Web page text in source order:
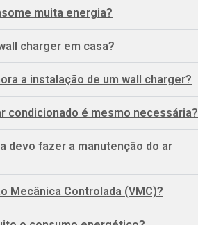
muita energia?
charger em casa?
a instalação de um wall charger?
condicionado é mesmo necessária?
devo fazer a manutenção do ar
Mecânica Controlada (VMC)?